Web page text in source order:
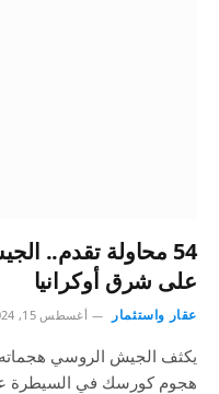
54 محاولة تقدم..
على شرق أوكرانيا
عقار واستثمار أغسطس 15, 2024
يكثف الجيش الروسي هجماته
هجوم كورسك في السيطرة